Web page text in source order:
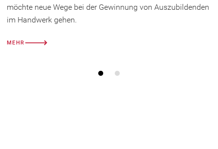
möchte neue Wege bei der Gewinnung von Auszubildenden
im Handwerk gehen.
MEHR